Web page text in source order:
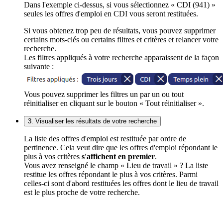
Dans l'exemple ci-dessus, si vous sélectionnez « CDI (941) »
seules les offres d'emploi en CDI vous seront restituées.
Si vous obtenez trop peu de résultats, vous pouvez supprimer
certains mots-clés ou certains filtres et critères et relancer votre
recherche.
Les filtres appliqués à votre recherche apparaissent de la façon
suivante :
Vous pouvez supprimer les filtres un par un ou tout
réinitialiser en cliquant sur le bouton « Tout réinitialiser ».
3. Visualiser les résultats de votre recherche
La liste des offres d'emploi est restituée par ordre de
pertinence. Cela veut dire que les offres d'emploi répondant le
plus à vos critères s'affichent en premier.
Vous avez renseigné le champ « Lieu de travail » ? La liste
restitue les offres répondant le plus à vos critères. Parmi
celles-ci sont d'abord restituées les offres dont le lieu de travail
est le plus proche de votre recherche.